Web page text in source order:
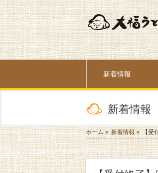
新着情報
新着情報
ホーム» 新着情報» 【受